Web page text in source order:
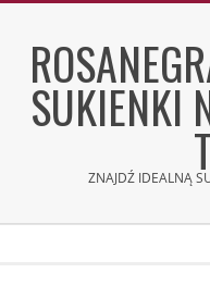
content
SUKIENKI
ZNAJDŹ IDEALNĄ